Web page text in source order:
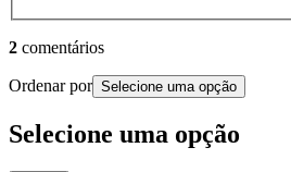
2 comentários
Ordenar por Selecione uma opção
Selecione uma opção